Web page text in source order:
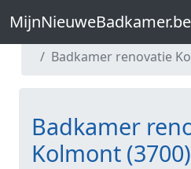
MijnNieuweBadkamer.be
MijnNieuweBadkamer.be
Badkamer renovatie
Badkamer
Kolmont (3700)